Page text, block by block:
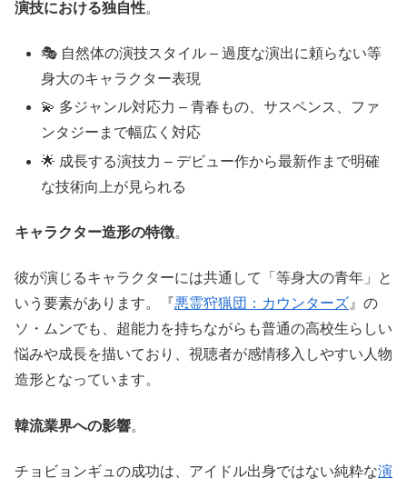
演技における独自性。
🎭 自然体の演技スタイル – 過度な演出に頼らない等
身大のキャラクター表現
💫 多ジャンル対応力 – 青春もの、サスペンス、ファ
ンタジーまで幅広く対応
🌟 成長する演技力 – デビュー作から最新作まで明確
な技術向上が見られる
キャラクター造形の特徴。
彼が演じるキャラクターには共通して「等身大の青年」と
いう要素があります。『 悪霊狩猟団：カウンターズ』の
ソ・ムンでも、超能力を持ちながらも普通の高校生らしい
悩みや成長を描いており、視聴者が感情移入しやすい人物
造形となっています。
韓流業界への影響。
チョビョンギュの成功は、アイドル出身ではない純粋な演